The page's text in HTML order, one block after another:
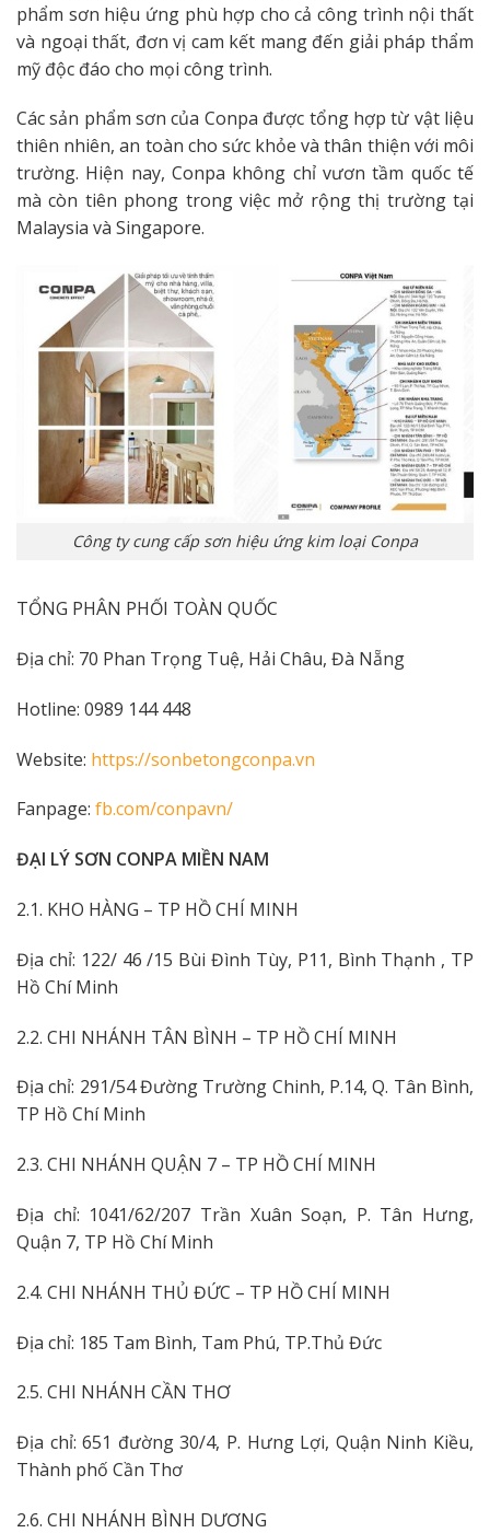
phẩm sơn hiệu ứng phù hợp cho cả công trình nội thất
và ngoại thất, đơn vị cam kết mang đến giải pháp thẩm
mỹ độc đáo cho mọi công trình.
Các sản phẩm sơn của Conpa được tổng hợp từ vật liệu
thiên nhiên, an toàn cho sức khỏe và thân thiện với môi
trường. Hiện nay, Conpa không chỉ vươn tầm quốc tế
mà còn tiên phong trong việc mở rộng thị trường tại
Malaysia và Singapore.
Công ty cung cấp sơn hiệu ứng kim loại Conpa
TỔNG PHÂN PHỐI TOÀN QUỐC
Địa chỉ: 70 Phan Trọng Tuệ, Hải Châu, Đà Nẵng
Hotline: 0989 144 448
Website: https://sonbetongconpa.vn
Fanpage: fb.com/conpavn/
ĐẠI LÝ SƠN CONPA MIỀN NAM
2.1. KHO HÀNG – TP HỒ CHÍ MINH
Địa chỉ: 122/ 46 /15 Bùi Đình Tùy, P11, Bình Thạnh , TP
Hồ Chí Minh
2.2. CHI NHÁNH TÂN BÌNH – TP HỒ CHÍ MINH
Địa chỉ: 291/54 Đường Trường Chinh, P.14, Q. Tân Bình,
TP Hồ Chí Minh
2.3. CHI NHÁNH QUẬN 7 – TP HỒ CHÍ MINH
Địa chỉ: 1041/62/207 Trần Xuân Soạn, P. Tân Hưng,
Quận 7, TP Hồ Chí Minh
2.4. CHI NHÁNH THỦ ĐỨC – TP HỒ CHÍ MINH
Địa chỉ: 185 Tam Bình, Tam Phú, TP.Thủ Đức
2.5. CHI NHÁNH CẦN THƠ
Địa chỉ: 651 đường 30/4, P. Hưng Lợi, Quận Ninh Kiều,
Thành phố Cần Thơ
2.6. CHI NHÁNH BÌNH DƯƠNG